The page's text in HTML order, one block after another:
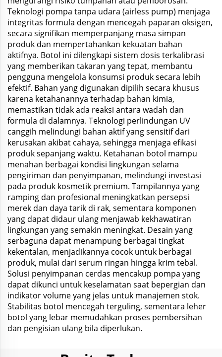
Teknologi pompa tanpa udara (airless pump) menjaga
integritas formula dengan mencegah paparan oksigen,
secara signifikan memperpanjang masa simpan
produk dan mempertahankan kekuatan bahan
aktifnya. Botol ini dilengkapi sistem dosis terkalibrasi
yang memberikan takaran yang tepat, membantu
pengguna mengelola konsumsi produk secara lebih
efektif. Bahan yang digunakan dipilih secara khusus
karena ketahanannya terhadap bahan kimia,
memastikan tidak ada reaksi antara wadah dan
formula di dalamnya. Teknologi perlindungan UV
canggih melindungi bahan aktif yang sensitif dari
kerusakan akibat cahaya, sehingga menjaga efikasi
produk sepanjang waktu. Ketahanan botol mampu
menahan berbagai kondisi lingkungan selama
pengiriman dan penyimpanan, melindungi investasi
pada produk kosmetik premium. Tampilannya yang
ramping dan profesional meningkatkan persepsi
merek dan daya tarik di rak, sementara komponen
yang dapat didaur ulang menjawab kekhawatiran
lingkungan yang semakin meningkat. Desain yang
serbaguna dapat menampung berbagai tingkat
kekentalan, menjadikannya cocok untuk berbagai
produk, mulai dari serum ringan hingga krim tebal.
Solusi penyimpanan cerdas mencakup pompa yang
dapat dikunci untuk keselamatan saat bepergian dan
indikator volume yang jelas untuk manajemen stok.
Stabilitas botol mencegah terguling, sementara leher
botol yang lebar memudahkan proses pembersihan
dan pengisian ulang bila diperlukan.